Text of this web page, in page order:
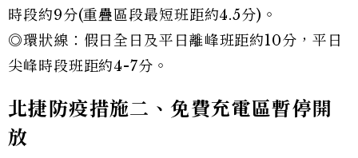
時段約9分(重疊區段最短班距約4.5分)。
◎環狀線：假日全日及平日離峰班距約10分，平日
尖峰時段班距約4-7分。
北捷防疫措施二、免費充電區暫停開
放